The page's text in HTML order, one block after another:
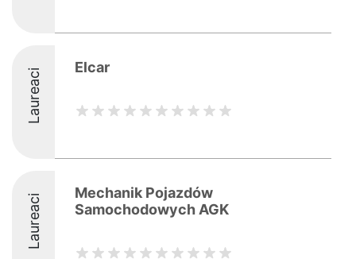
Laureaci Elcar
Laureaci
Mechanik Pojazdów
Samochodowych AGK